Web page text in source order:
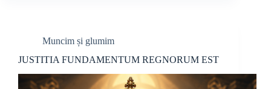
Muncim și glumim
JUSTITIA FUNDAMENTUM REGNORUM EST